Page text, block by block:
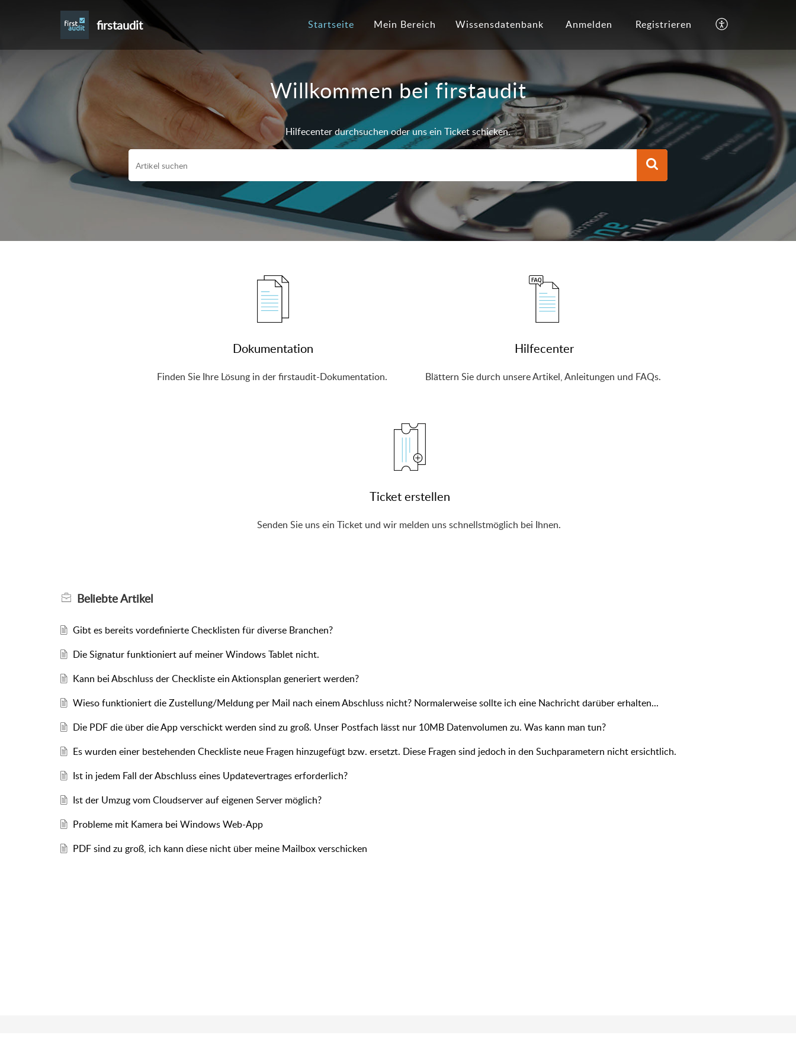
firstaudit Startseite Mein Bereich Wissensdatenbank Anmelden Registrieren
Willkommen bei firstaudit
Hilfecenter durchsuchen oder uns ein Ticket schicken.
Dokumentation
Finden Sie Ihre Lösung in der firstaudit-Dokumentation.
Hilfecenter
Blättern Sie durch unsere Artikel, Anleitungen und FAQs.
Ticket erstellen
Senden Sie uns ein Ticket und wir melden uns schnellstmöglich bei Ihnen.
BeliebteArtikel
Gibt es bereits vordefinierte Checklisten für diverse Branchen?
Die Signatur funktioniert auf meiner Windows Tablet nicht.
Kann bei Abschluss der Checkliste ein Aktionsplan generiert werden?
Wieso funktioniert die Zustellung/Meldung per Mail nach einem Abschluss nicht? Normalerweise sollte ich eine Nachricht darüber erhalten...
Die PDF die über die App verschickt werden sind zu groß. Unser Postfach lässt nur 10MB Datenvolumen zu. Was kann man tun?
Es wurden einer bestehenden Checkliste neue Fragen hinzugefügt bzw. ersetzt. Diese Fragen sind jedoch in den Suchparametern nicht ersichtlich.
Ist in jedem Fall der Abschluss eines Updatevertrages erforderlich?
Ist der Umzug vom Cloudserver auf eigenen Server möglich?
Probleme mit Kamera bei Windows Web-App
PDF sind zu groß, ich kann diese nicht über meine Mailbox verschicken